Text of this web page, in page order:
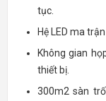
tục.
Hệ LED ma
Không gian
thiết bị.
300m2 sàn